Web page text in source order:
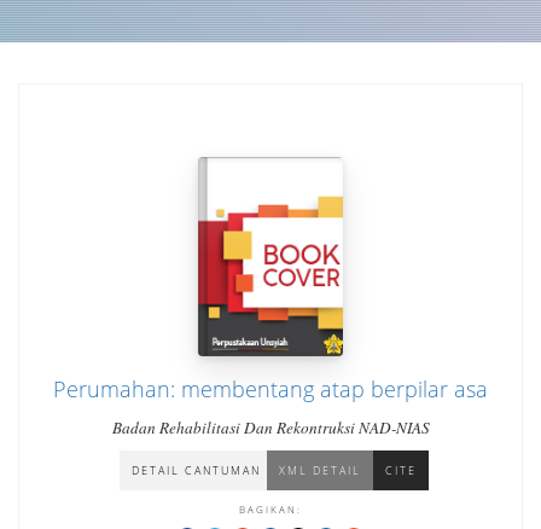
Perumahan: membentang atap berpilar asa
Badan Rehabilitasi Dan Rekontruksi NAD-NIAS
DETAIL CANTUMAN XML DETAIL CITE
BAGIKAN: